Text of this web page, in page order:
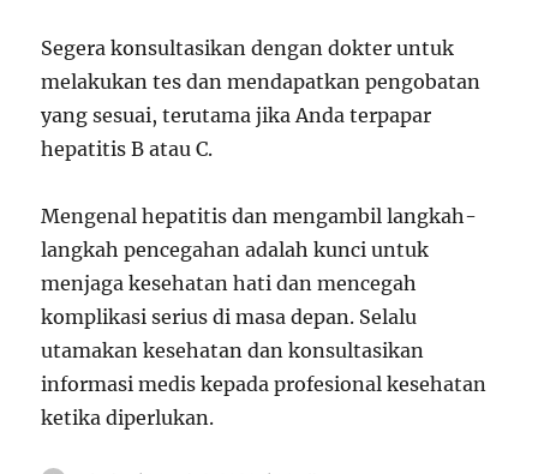
Segera konsultasikan dengan dokter untuk
melakukan tes dan mendapatkan pengobatan
yang sesuai, terutama jika Anda terpapar
hepatitis B atau C.
Mengenal hepatitis dan mengambil langkah-
langkah pencegahan adalah kunci untuk
menjaga kesehatan hati dan mencegah
komplikasi serius di masa depan. Selalu
utamakan kesehatan dan konsultasikan
informasi medis kepada profesional kesehatan
ketika diperlukan.